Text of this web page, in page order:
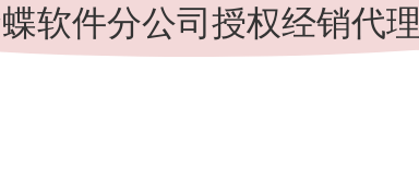
软件分公司授权经销代